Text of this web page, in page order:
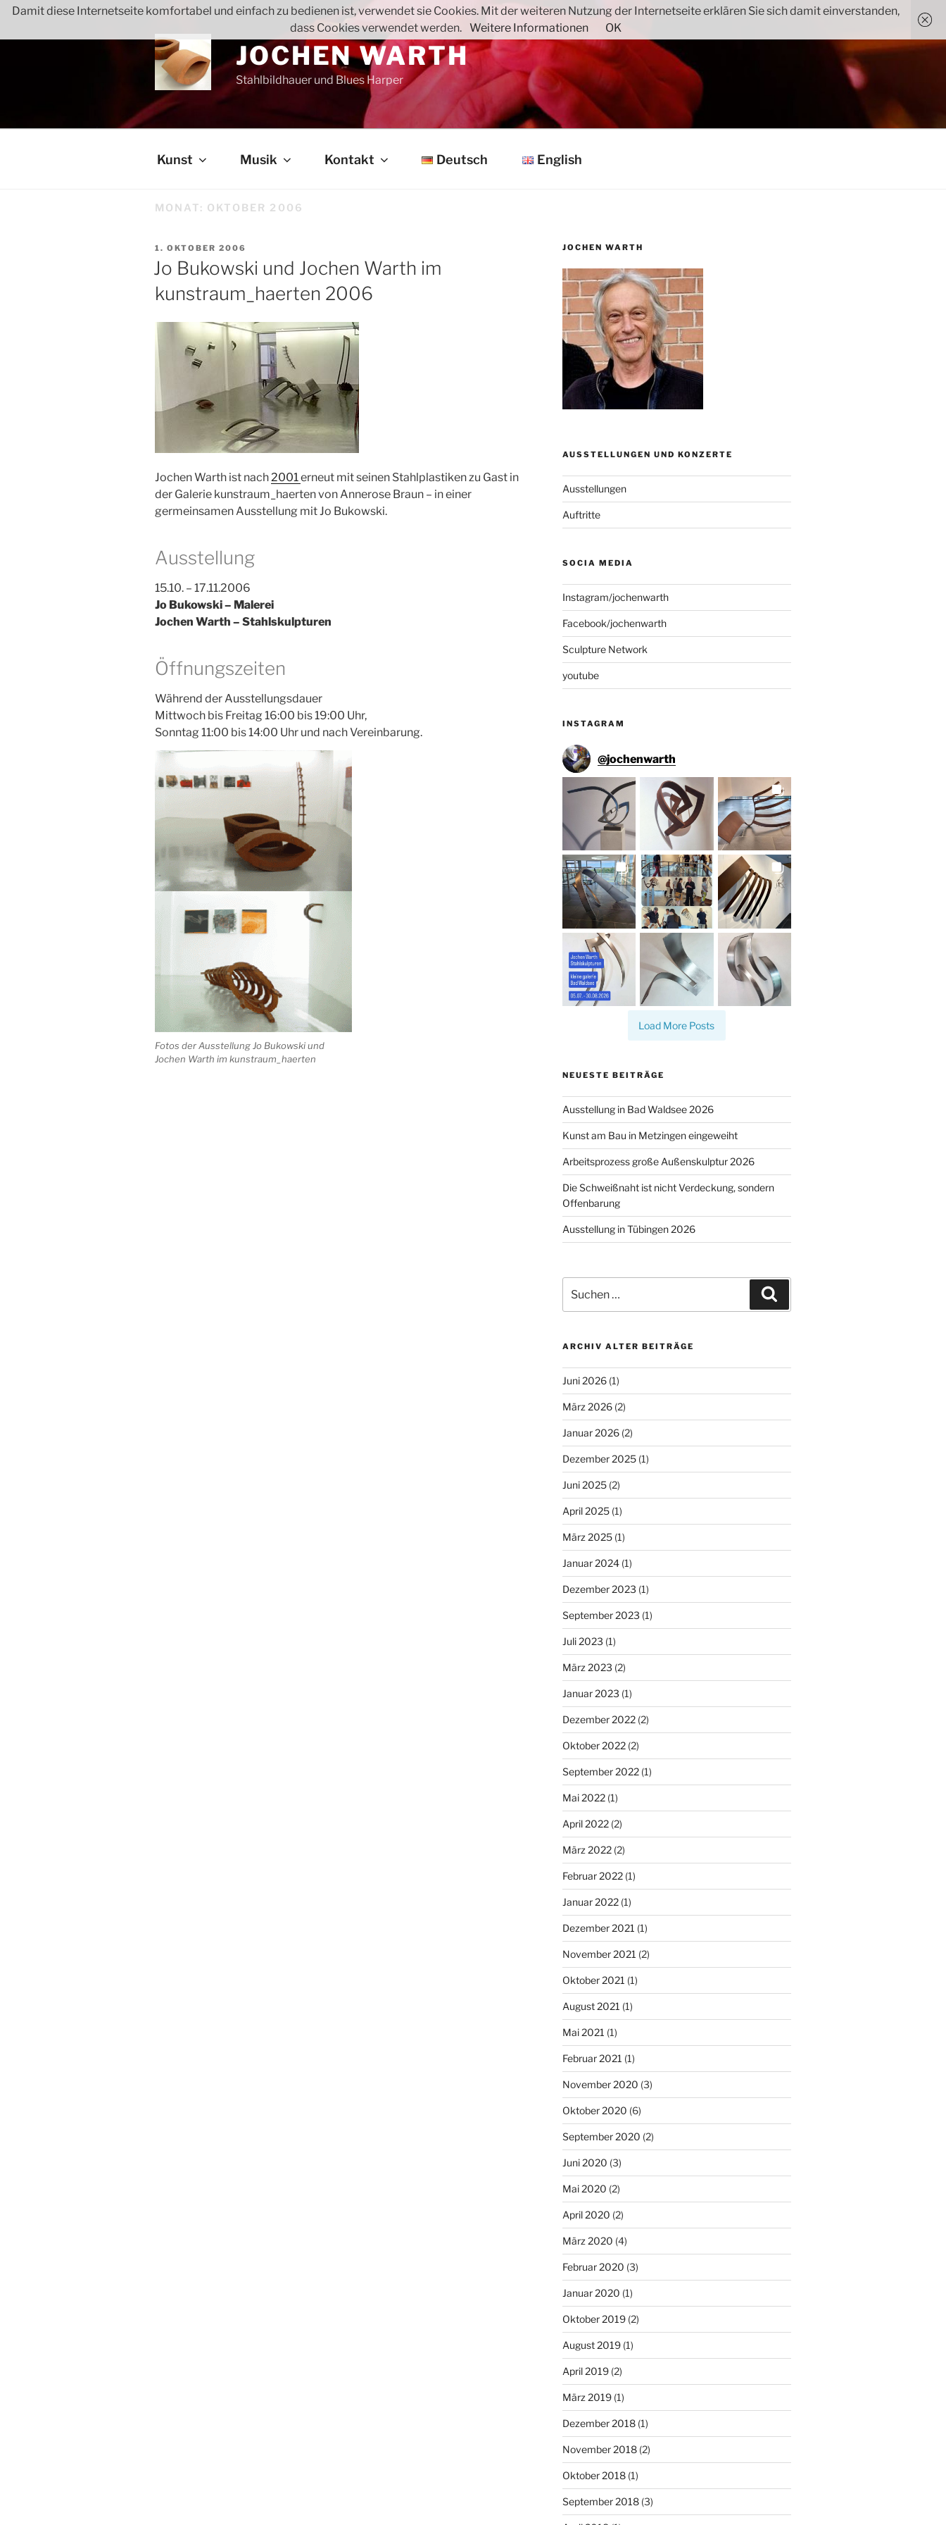
Zum
springen
JOCHEN WARTH
Stahlbildhauer und Blues Harper
Kunst Musik Kontakt Deutsch English
MONAT: OKTOBER 2006
VERÖFFENTLICHT
AM
1. OKTOBER 2006
Jo Bukowski und Jochen Warth im
kunstraum_haerten 2006
Jochen Warth ist nach2001erneut mit seinen Stahlplastiken zu Gast in
der Galerie kunstraum_haerten von Annerose Braun – in einer
germeinsamen Ausstellung mit Jo Bukowski.
Ausstellung
15.10. – 17.11.2006
Jo Bukowski – Malerei
Jochen Warth – Stahlskulpturen
Öffnungszeiten
Während der Ausstellungsdauer
Mittwoch bis Freitag 16:00 bis 19:00 Uhr,
Sonntag 11:00 bis 14:00 Uhr und nach Vereinbarung.
Fotos der Ausstellung Jo Bukowski und
Jochen Warth im kunstraum_haerten
JOCHEN WARTH
AUSSTELLUNGEN UND KONZERTE
Ausstellungen
Auftritte
SOCIA MEDIA
Instagram/jochenwarth
Facebook/jochenwarth
Sculpture Network
youtube
INSTAGRAM
@jochenwarth
Load More Posts
NEUESTE BEITRÄGE
Ausstellung in Bad Waldsee 2026
Kunst am Bau in Metzingen eingeweiht
Arbeitsprozess große Außenskulptur 2026
Die Schweißnaht ist nicht Verdeckung, sondern
Offenbarung
Ausstellung in Tübingen 2026
nach:
ARCHIV ALTER BEITRÄGE
Juni 2026(1)
März 2026(2)
Januar 2026(2)
Dezember 2025(1)
Juni 2025(2)
April 2025(1)
März 2025(1)
Januar 2024(1)
Dezember 2023 (1)
September 2023 (1)
Juli 2023 (1)
März 2023 (2)
Januar 2023 (1)
Dezember 2022(2)
Oktober 2022(2)
September 2022(1)
Mai 2022(1)
April 2022(2)
März 2022(2)
Februar 2022(1)
Januar 2022(1)
Dezember 2021 (1)
November 2021 (2)
Oktober 2021 (1)
August 2021 (1)
Mai 2021 (1)
Februar 2021 (1)
November 2020 (3)
Oktober 2020 (6)
September 2020 (2)
Juni 2020 (3)
Mai 2020 (2)
April 2020 (2)
März 2020 (4)
Februar 2020 (3)
Januar 2020 (1)
Oktober 2019(2)
August 2019(1)
April 2019(2)
März 2019(1)
Dezember 2018(1)
November 2018(2)
Oktober 2018(1)
September 2018(3)
Damit diese Internetseite komfortabel und einfach zu bedienen ist, verwendet sie Cookies. Mit der weiteren Nutzung der Internetseite erklären Sie sich damit einverstanden,
dass Cookies verwendet werden. Weitere Informationen OK